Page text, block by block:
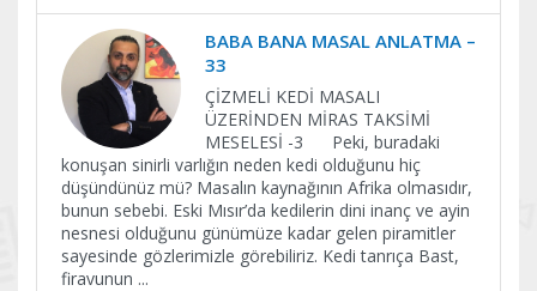
BABA BANA MASAL ANLATMA –
33
ÇİZMELİ KEDİ MASALI
ÜZERİNDEN MİRAS TAKSİMİ
MESELESİ -3 Peki, buradaki
konuşan sinirli varlığın neden kedi olduğunu hiç
düşündünüz mü? Masalın kaynağının Afrika olmasıdır,
bunun sebebi. Eski Mısır’da kedilerin dini inanç ve ayin
nesnesi olduğunu günümüze kadar gelen piramitler
sayesinde gözlerimizle görebiliriz. Kedi tanrıça Bast,
firavunun ...